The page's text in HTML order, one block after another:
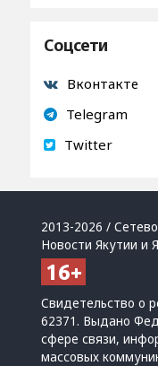
Соцсети
Вконтакте
Telegram
Twitter
2013-2026 /
Новости Якутии и
Свидетельство о
62371. Выдано
сфере связи,
массовых